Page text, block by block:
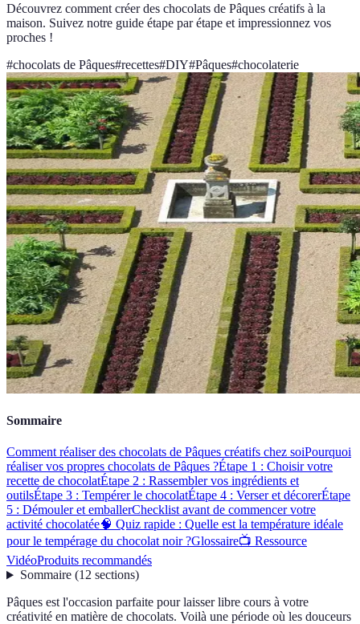
Découvrez comment créer des chocolats de Pâques créatifs à la
maison. Suivez notre guide étape par étape et impressionnez vos
proches !
#chocolats de Pâques#recettes#DIY#Pâques#chocolaterie
Sommaire
Comment réaliser des chocolats de Pâques créatifs chez soiPourquoi
réaliser vos propres chocolats de Pâques ?Étape 1 : Choisir votre
recette de chocolatÉtape 2 : Rassembler vos ingrédients et
outilsÉtape 3 : Tempérer le chocolatÉtape 4 : Verser et décorerÉtape
5 : Démouler et emballerChecklist avant de commencer votre
activité chocolatée🧠 Quiz rapide : Quelle est la température idéale
pour le tempérage du chocolat noir ?Glossaire📺 Ressource
VidéoProduits recommandés
Sommaire(12 sections)
Pâques est l'occasion parfaite pour laisser libre cours à votre
créativité en matière de chocolats. Voilà une période où les douceurs